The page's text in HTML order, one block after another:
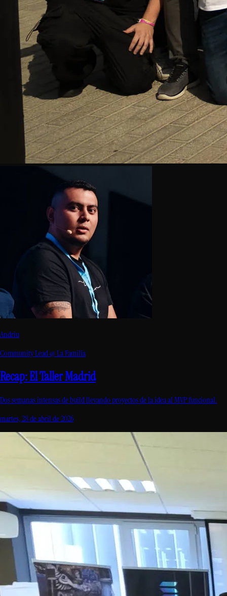
Andriu
Community Lead @ La Familia
Recap: El Taller Madrid
Dos semanas intensas de build llevando proyectos de la idea al MVP funcional.
martes, 28 de abril de 2026